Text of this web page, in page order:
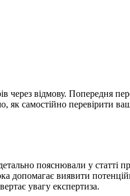
через відмову. Попередня
як самостійно перевірити
пояснювали у статті
допомагає виявити
увагу експертиза.